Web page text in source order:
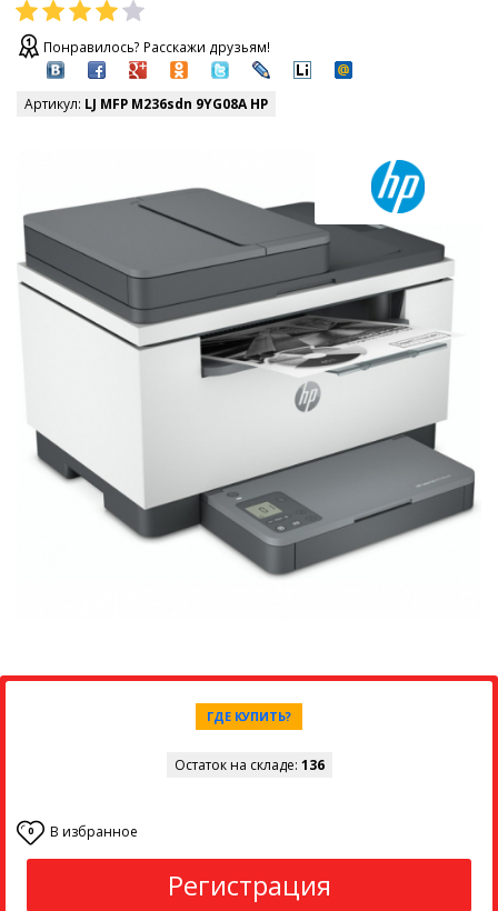
Понравилось? Расскажи друзьям!
Артикул: LJ MFP M236sdn 9YG08A HP
ГДЕ КУПИТЬ?
Остаток на складе: 136
0 В избранное
Регистрация